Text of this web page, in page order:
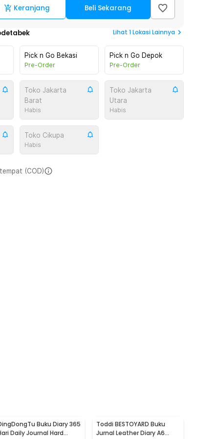
Keranjang Beli Sekarang
Lihat 1Lokasi Lainnya
Pick n Go Bekasi
Pre-Order
Pick n Go Depok
Pre-Order
Toko Jakarta
Barat
Habis
Toko Jakarta
Utara
Habis
Toko Cikupa
Habis
(COD)
Buku Diary 365
Daily Journal Hard
Toddi BESTOYARD Buku
Jurnal Leather Diary A6